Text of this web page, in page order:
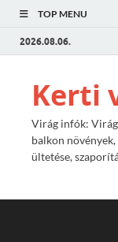
TOP MENU
2026.08.06.
Kerti
Virág infók:
balkon
ültetése,